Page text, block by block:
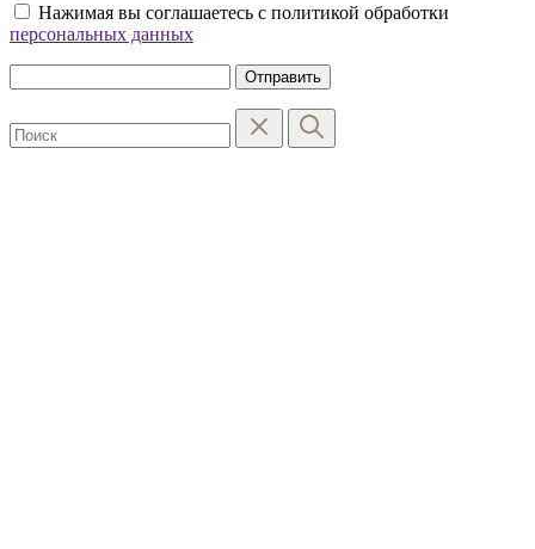
Нажимая вы соглашаетесь с политикой обработки
персональных данных